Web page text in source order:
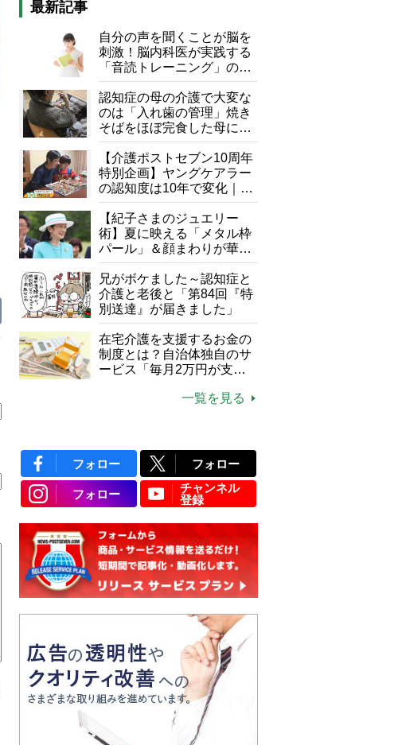
最新記事
自分の声を聞くことが脳を
刺激！脳内科医が実践する
「音読トレーニング」の極
意
認知症の母の介護で大変な
のは「入れ歯の管理」焼き
そばをほぼ完食した母に息
子が血の気が引いた理由
【介護ポストセブン10周年
特別企画】ヤングケアラー
の認知度は10年で変化｜流
行語大賞にノミネート、法
律にも明記されたが果たし
て現在は？
【紀子さまのジュエリー
術】夏に映える「メタル枠
パール」＆顔まわりが華や
ぐ「揺れる一粒」の使い分
け方
兄がボケました～認知症と
介護と老後と「第84回『特
別送達』が届きました」
在宅介護を支援するお金の
制度とは？自治体独自のサ
ービス「毎月2万円が支給
一覧を見る
フォロー フォロー
フォロー
チャンネル
登録